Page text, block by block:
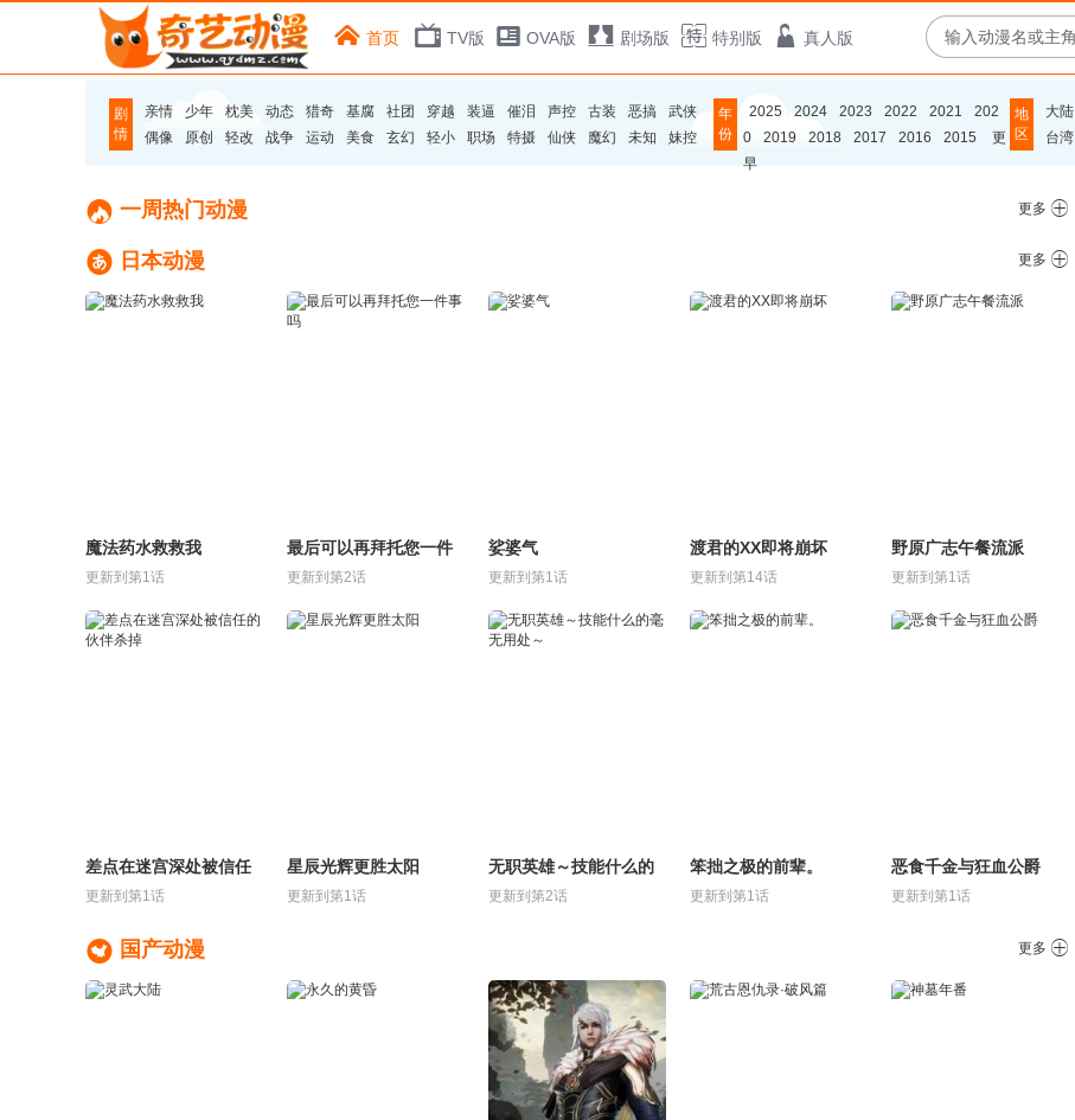
剧
情
亲情 少年 枕美 动态 猎奇 基腐 社团 穿越 装逼 催泪 声控 古装 恶搞
武侠
偶像
原创 轻改 战争 运动 美食 玄幻 轻小 职场 特摄 仙侠 魔幻 未知 妹控
年
份
2025 2024 2023 2022 2021
202
0
2019 2018 2017 2016 2015
更
早
地
区
大陆
台湾
首页 TV版 OVA版 剧场版 特别版 真人版
更多 
 一周热门动漫
更多 
 日本动漫
魔法药水救救我
更新到第1话
最后可以再拜托您一件
事吗
更新到第2话
娑婆气
更新到第1话
渡君的XX即将崩坏
更新到第14话
野原广志午餐流派
更新到第1话
差点在迷宫深处被信任
的伙伴杀掉
更新到第1话
星辰光辉更胜太阳
更新到第1话
无职英雄～技能什么的
毫无用处～
更新到第2话
笨拙之极的前辈。
更新到第1话
恶食千金与狂血公爵
更新到第1话
更多 
 国产动漫